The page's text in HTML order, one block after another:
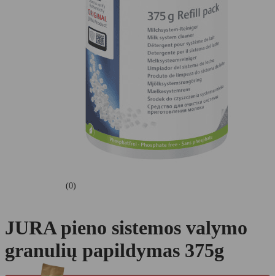
(0)
JURA pieno sistemos valymo
granulių papildymas 375g